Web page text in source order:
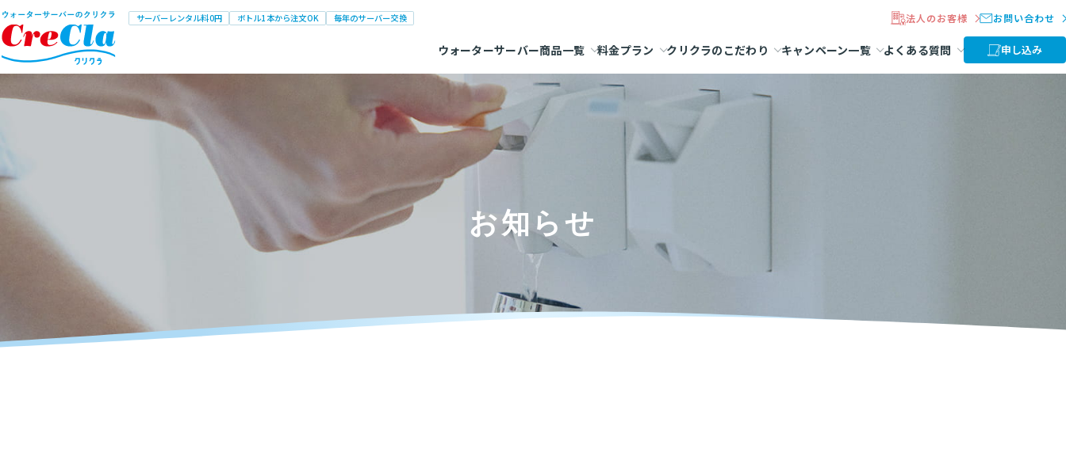
サーバーレンタル料0円 ボトル1本から注文OK 毎年のサーバー交換 法人のお客様 お問い合わせ
ウォーターサーバー商品一覧 料金プラン クリクラのこだわり キャンペーン一覧 よくある質問 申し込み
お知らせ